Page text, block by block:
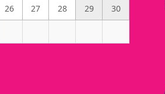
26 27 28 29 30